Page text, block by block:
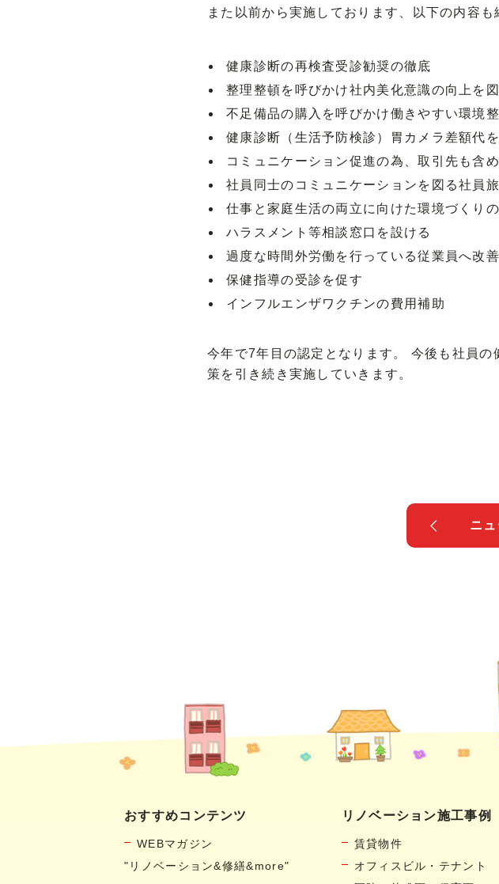
また以前から実施しております、以下の内容も
健康診断の再検査受診勧奨の徹底
整理整頓を呼びかけ社内美化意識の向上を
不足備品の購入を呼びかけ働きやすい環境
健康診断（生活予防検診）胃カメラ差額代
コミュニケーション促進の為、取引先も含
社員同士のコミュニケーションを図る社員
仕事と家庭生活の両立に向けた環境づくり
ハラスメント等相談窓口を設ける
過度な時間外労働を行っている従業員へ改
保健指導の受診を促す
インフルエンザワクチンの費用補助
今年で7年目の認定となります。 今後も社員
策を引き続き実施していきます。
ニ
おすすめコンテンツ
WEBマガジン
"リノベーション&修繕&more"
リノベーション施工事例
賃貸物件
オフィスビル・テナント